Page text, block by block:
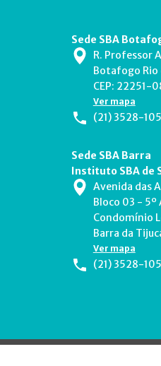
Sede SBA
R. Professor
Botafogo Rio
CEP: 22251-
Ver mapa
(21) 3528-
Sede SBA Barra
Instituto SBA de
Avenida das
Bloco 03 - 5º
Condomínio
Barra da
Ver mapa
(21) 3528-